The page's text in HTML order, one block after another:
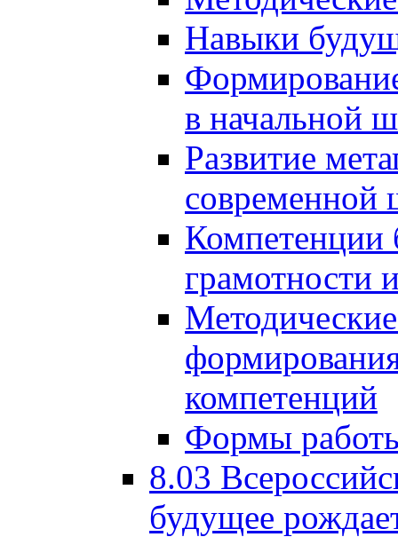
Навыки
в начальной
Развитие
современной
Компетенции
грамотности
компетенций
Формы
8.03
будущее